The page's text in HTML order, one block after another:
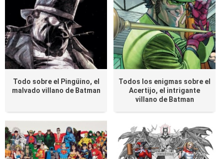
Todo sobre el Pingüino, el
malvado villano de Batman
Todos los enigmas sobre el
Acertijo, el intrigante
villano de Batman